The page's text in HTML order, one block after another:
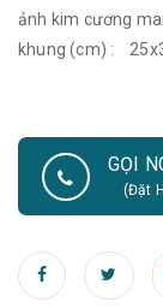
ảnh kim cương
khung (cm) :
110x170 Khung
trang trí nội thất
nhau, các bộ
nhiên mà không
cho các không
GỌI
(Đặt